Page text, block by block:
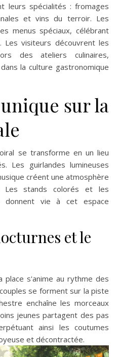
leurs spécialités : fromages
et vins du terroir. Les
menus spéciaux, célébrant
Les visiteurs découvrent les
des ateliers culinaires,
la culture gastronomique
sur la
se transforme en un lieu
Les guirlandes lumineuses
créent une atmosphère
Les stands colorés et les
donnent vie à cet espace
et le
place s'anime au rythme des
se forment sur la piste
enchaîne les morceaux
jeunes partagent des pas
ainsi les coutumes
et décontractée.